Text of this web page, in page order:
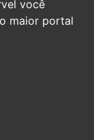
você
maior portal